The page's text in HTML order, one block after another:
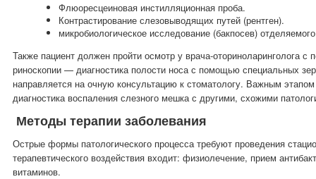
Флюоресцеиновая инстилляционная проба.
Контрастирование слезовыводящих путей (рентген).
микробиологическое исследование (бакпосев)
Также пациент должен пройти осмотр у врача-оториноларинголога с
риноскопии — диагностика полости носа с помощью специальных
направляется на очную консультацию к стоматологу. Важным
диагностика воспаления слезного мешка с другими, схожими
Методы терапии заболевания
Острые формы патологического процесса требуют проведения
терапевтического воздействия входит: физиолечение, прием
витаминов.